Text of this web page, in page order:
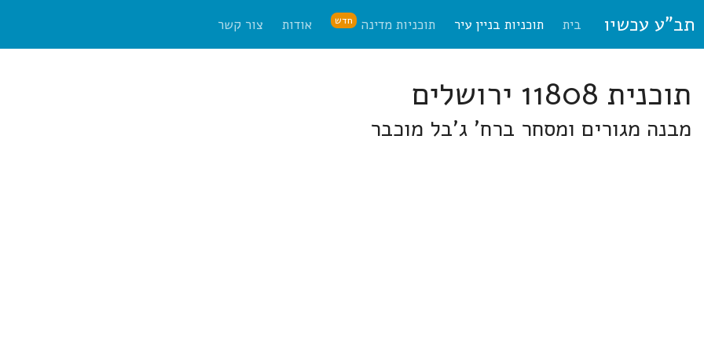
תב"ע עכשיו בית תוכניות בניין עיר תוכניות מדינה חדש אודות צור קשר
תוכנית 11808 ירושלים
מבנה מגורים ומסחר ברח' ג'בל מוכבר